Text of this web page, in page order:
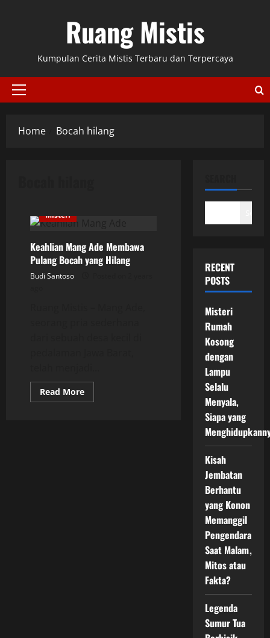
Ruang Mistis
Kumpulan Cerita Mistis Terbaru dan Terpercaya
Primary
Home Bocah hilang
Misteri
Keahlian Mang Ade Membawa
Pulang Bocah yang Hilang
Budi Santoso
Read MoreRead
more
RECENT
POSTS
Misteri
Rumah
Kosong
dengan
Lampu
Selalu
Menyala,
Siapa yang
Kisah
Jembatan
Berhantu
yang Konon
Memanggil
Pengendara
Saat Malam,
Mitos atau
Fakta?
Legenda
Sumur Tua